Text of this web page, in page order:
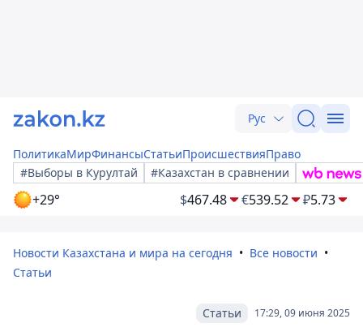
Рус
ПолитикаМирФинансыСтатьиПроисшествияПраво
#Выборы в Курултай
#Казахстан в сравнении
+29° $467.48 €539.52 ₽5.73
Новости Казахстана и мира на сегодня
Все новости
Статьи
17:29, 09 июня 2025
Статьи